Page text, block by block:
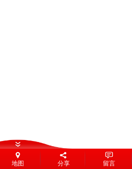
地图 分享 留言